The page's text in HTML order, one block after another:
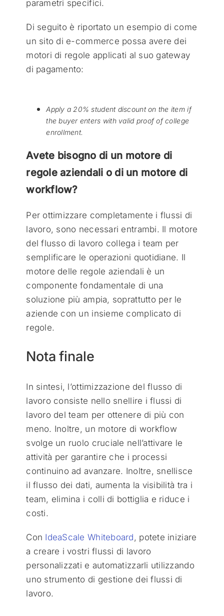
parametri specifici.
Di seguito è riportato un esempio di come
un sito di e-commerce possa avere dei
motori di regole applicati al suo gateway
di pagamento:
Apply a 20% student discount on the item if
the buyer enters with valid proof of college
enrollment.
Avete bisogno di un motore di
regole aziendali o di un motore di
workflow?
Per ottimizzare completamente i flussi di
lavoro, sono necessari entrambi. Il motore
del flusso di lavoro collega i team per
semplificare le operazioni quotidiane. Il
motore delle regole aziendali è un
componente fondamentale di una
soluzione più ampia, soprattutto per le
aziende con un insieme complicato di
regole.
Nota finale
In sintesi, l’ottimizzazione del flusso di
lavoro consiste nello snellire i flussi di
lavoro del team per ottenere di più con
meno. Inoltre, un motore di workflow
svolge un ruolo cruciale nell’attivare le
attività per garantire che i processi
continuino ad avanzare. Inoltre, snellisce
il flusso dei dati, aumenta la visibilità tra i
team, elimina i colli di bottiglia e riduce i
costi.
Con IdeaScale Whiteboard, potete iniziare
a creare i vostri flussi di lavoro
personalizzati e automatizzarli utilizzando
uno strumento di gestione dei flussi di
lavoro.